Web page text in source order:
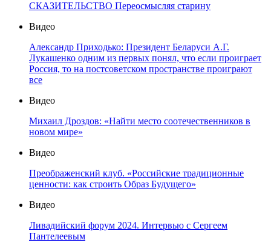
СКАЗИТЕЛЬСТВО Переосмысляя старину
Видео
Александр Приходько: Президент Беларуси А.Г.
Лукашенко одним из первых понял, что если проиграет
Россия, то на постсоветском пространстве проиграют
все
Видео
Михаил Дроздов: «Найти место соотечественников в
новом мире»
Видео
Преображенский клуб. «Российские традиционные
ценности: как строить Образ Будущего»
Видео
Ливадийский форум 2024. Интервью с Сергеем
Пантелеевым